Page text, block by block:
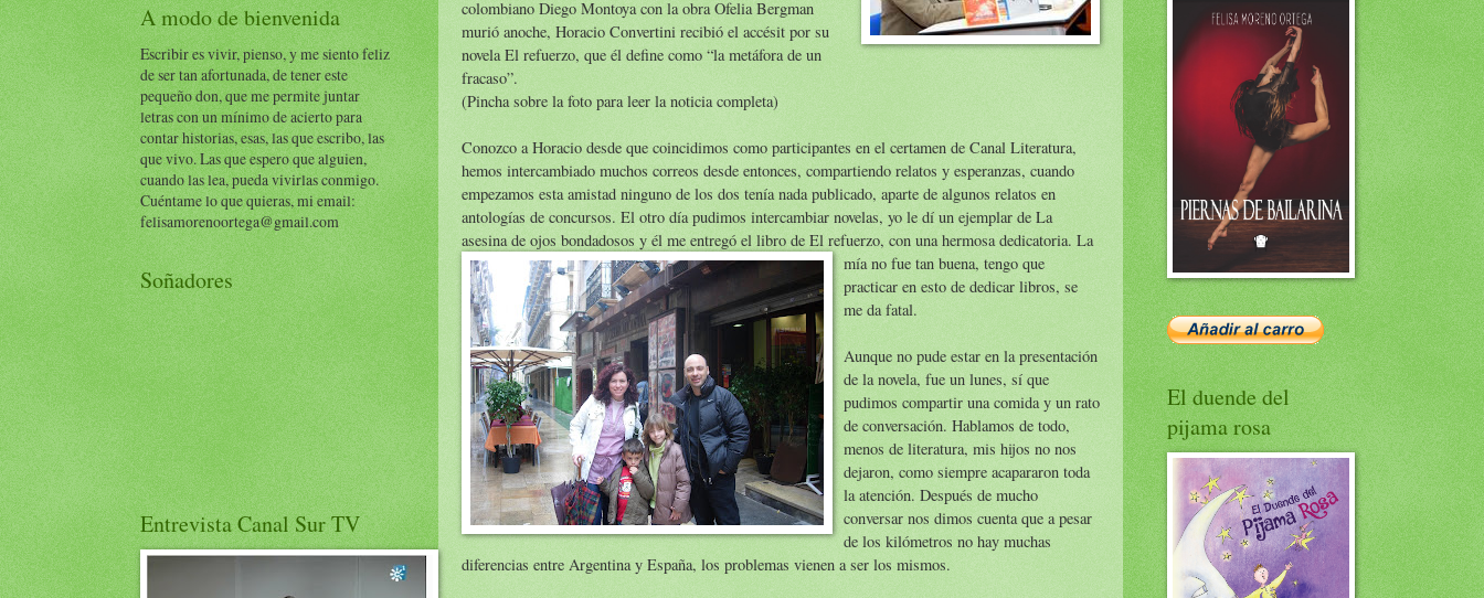
colombiano Diego Montoya con la obra Ofelia Bergman
murió anoche, Horacio Convertini recibió el accésit por su
novela El refuerzo, que él define como “la metáfora de un
fracaso”.
(Pincha sobre la foto para leer la noticia completa)
Conozco a Horacio desde que coincidimos como participantes en el certamen de Canal Literatura,
hemos intercambiado muchos correos desde entonces, compartiendo relatos y esperanzas, cuando
empezamos esta amistad ninguno de los dos tenía nada publicado, aparte de algunos relatos en
antologías de concursos. El otro día pudimos intercambiar novelas, yo le dí un ejemplar de La
asesina de ojos bondadosos y él me entregó el libro de El refuerzo, con una hermosa dedicatoria. La
mía no fue tan buena, tengo que
practicar en esto de dedicar libros, se
me da fatal.
Aunque no pude estar en la presentación
de la novela, fue un lunes, sí que
pudimos compartir una comida y un rato
de conversación. Hablamos de todo,
menos de literatura, mis hijos no nos
dejaron, como siempre acapararon toda
la atención. Después de mucho
conversar nos dimos cuenta que a pesar
de los kilómetros no hay muchas
diferencias entre Argentina y España, los problemas vienen a ser los mismos.
A modo de bienvenida
Escribir es vivir, pienso, y me siento feliz
de ser tan afortunada, de tener este
pequeño don, que me permite juntar
letras con un mínimo de acierto para
contar historias, esas, las que escribo, las
que vivo. Las que espero que alguien,
cuando las lea, pueda vivirlas conmigo.
Cuéntame lo que quieras, mi email:
felisamorenoortega@gmail.com
Soñadores
Entrevista Canal Sur TV
El duende del
pijama rosa